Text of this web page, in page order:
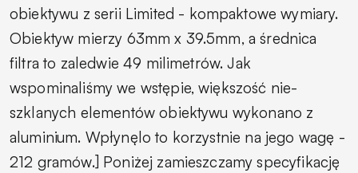
obiektywu z serii Limited - kompaktowe wymiary.
Obiektyw mierzy 63mm x 39.5mm, a średnica
filtra to zaledwie 49 milimetrów. Jak
wspominaliśmy we wstępie, większość nie-
szklanych elementów obiektywu wykonano z
aluminium. Wpłynęlo to korzystnie na jego wagę -
212 gramów.] Poniżej zamieszczamy specyfikację